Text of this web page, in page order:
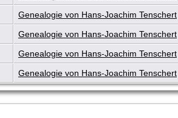
Genealogie von Hans-Joachim Tenschert
Genealogie von Hans-Joachim Tenschert
Genealogie von Hans-Joachim Tenschert
Genealogie von Hans-Joachim Tenschert